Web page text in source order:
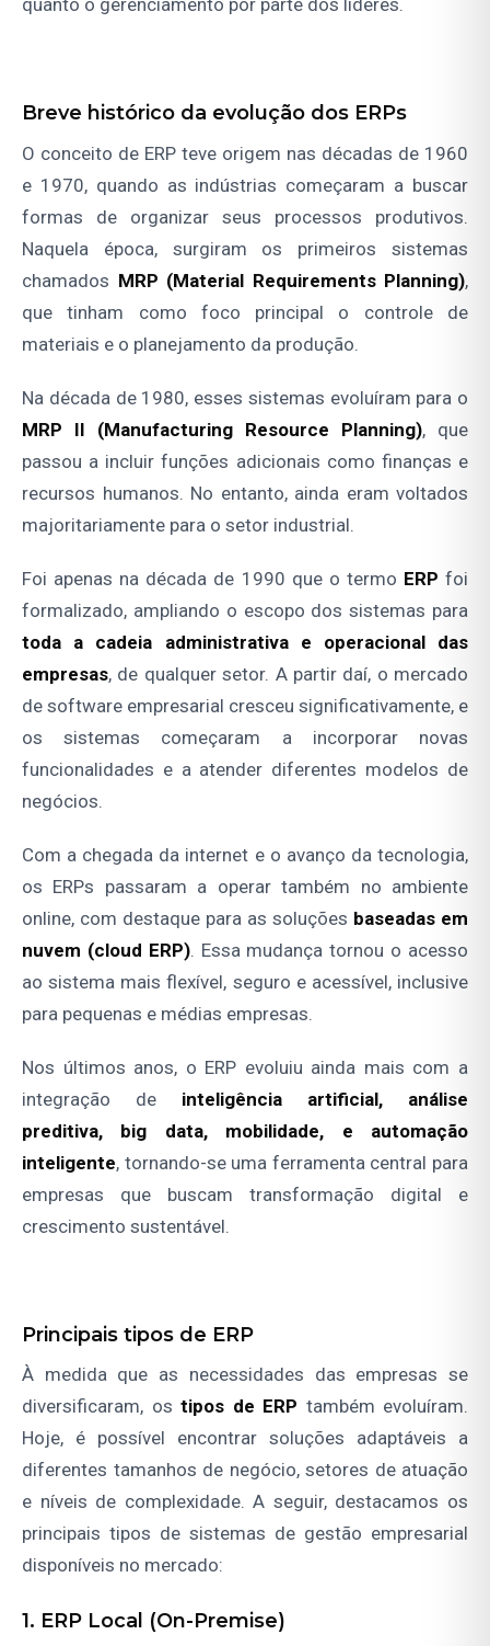
quanto o gerenciamento por parte dos líderes.
Breve histórico da evolução dos ERPs
O conceito de ERP teve origem nas décadas de 1960
e 1970, quando as indústrias começaram a buscar
formas de organizar seus processos produtivos.
Naquela época, surgiram os primeiros sistemas
chamados MRP (Material Requirements Planning),
que tinham como foco principal o controle de
materiais e o planejamento da produção.
Na década de 1980, esses sistemas evoluíram para o
MRP II (Manufacturing Resource Planning), que
passou a incluir funções adicionais como finanças e
recursos humanos. No entanto, ainda eram voltados
majoritariamente para o setor industrial.
Foi apenas na década de 1990 que o termo ERP foi
formalizado, ampliando o escopo dos sistemas para
toda a cadeia administrativa e operacional das
empresas, de qualquer setor. A partir daí, o mercado
de software empresarial cresceu significativamente, e
os sistemas começaram a incorporar novas
funcionalidades e a atender diferentes modelos de
negócios.
Com a chegada da internet e o avanço da tecnologia,
os ERPs passaram a operar também no ambiente
online, com destaque para as soluções baseadas em
nuvem (cloud ERP). Essa mudança tornou o acesso
ao sistema mais flexível, seguro e acessível, inclusive
para pequenas e médias empresas.
Nos últimos anos, o ERP evoluiu ainda mais com a
integração de inteligência artificial, análise
preditiva, big data, mobilidade, e automação
inteligente, tornando-se uma ferramenta central para
empresas que buscam transformação digital e
crescimento sustentável.
Principais tipos de ERP
À medida que as necessidades das empresas se
diversificaram, os tipos de ERP também evoluíram.
Hoje, é possível encontrar soluções adaptáveis a
diferentes tamanhos de negócio, setores de atuação
e níveis de complexidade. A seguir, destacamos os
principais tipos de sistemas de gestão empresarial
disponíveis no mercado:
1. ERP Local (On-Premise)